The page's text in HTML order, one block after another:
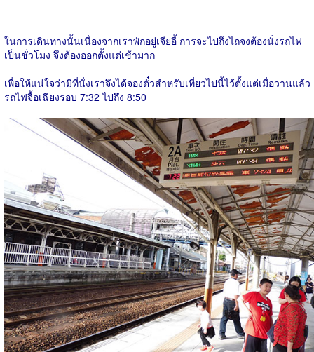
ในการเดินทางนั้นเนื่องจากเราพักอยู่เจียอี้ การจะไปถึงไถจงต้องนั่งรถไฟ
เป็นชั่วโมง จึงต้องออกตั้งแต่เช้ามาก
เพื่อให้แน่ใจว่ามีที่นั่งเราจึงได้จองตั๋วสำหรับเที่ยวไปนี้ไว้ตั้งแต่เมื่อวานแล้ว
รถไฟจื้อเฉียงรอบ 7:32 ไปถึง 8:50